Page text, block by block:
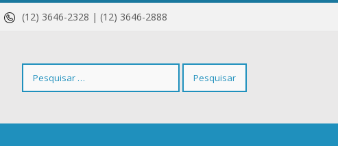
(12) 3646-2328 | (12) 3646-2888
Pesquisar